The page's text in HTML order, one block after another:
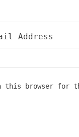
Address
this browser for